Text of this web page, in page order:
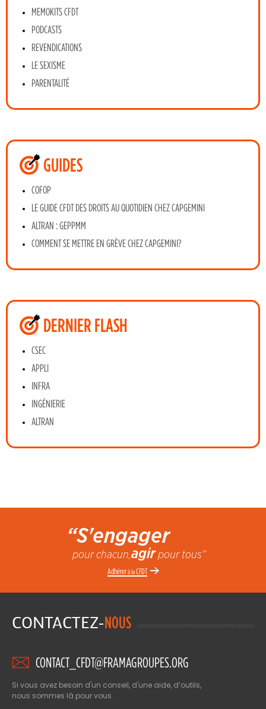
MEMOKITS CFDT
PODCASTS
REVENDICATIONS
LE SEXISME
PARENTALITÉ
GUIDES
COFOP
LE GUIDE CFDT DES DROITS AU QUOTIDIEN CHEZ CAPGEMINI
ALTRAN : GEPPMM
COMMENT SE METTRE EN GRÈVE CHEZ CAPGEMINI?
DERNIER FLASH
CSEC
APPLI
INFRA
INGÉNIERIE
ALTRAN
“S'engager
pour chacun,agirpour tous”
Adhérerà laCFDT
CONTACTEZ-NOUS
CONTACT_CFDT@FRAMAGROUPES.ORG
Si vous avez besoin d'un conseil, d'une aide, d’outils,
nous sommes là pour vous.